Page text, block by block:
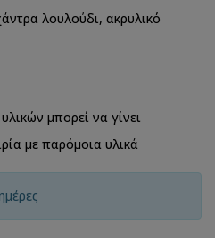
λουλούδι, ακρυλικό
μπορεί να γίνει
με παρόμοια υλικά